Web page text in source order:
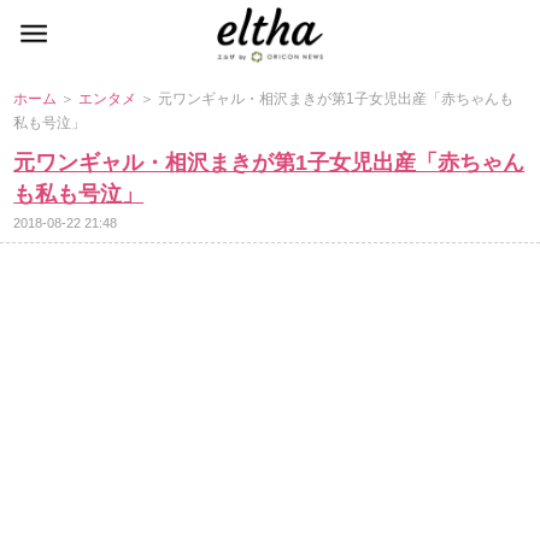
ホーム ＞ エンタメ ＞ 元ワンギャル・相沢まきが第1子女児出産「赤ちゃんも
私も号泣」
元ワンギャル・相沢まきが第1子女児出産「赤ちゃん
も私も号泣」
2018-08-22 21:48